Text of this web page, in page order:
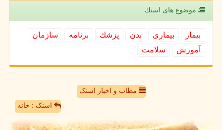
موضوع های اسنك
بیمار بیماری بدن پزشك برنامه
سازمان
آموزش
سلامت
مطاب و اخبار اسنک
اسنک : خانه